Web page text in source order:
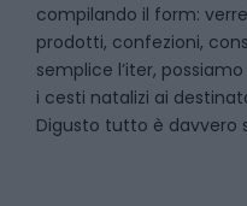
compilando il form:
prodotti, confezioni,
semplice l’iter,
i cesti natalizi ai
Digusto tutto è davvero